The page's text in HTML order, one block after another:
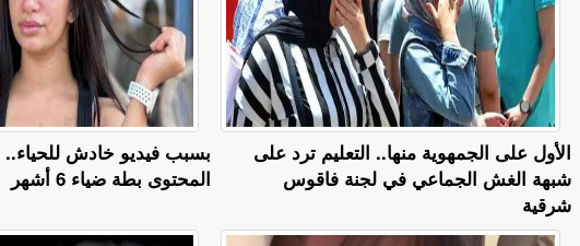
بسبب فيديو خادش للحياء..
المحتوى بطة ضياء 6 أشهر
الأول على الجمهوية منها.. التعليم ترد على
شبهة الغش الجماعي في لجنة فاقوس
شرقية